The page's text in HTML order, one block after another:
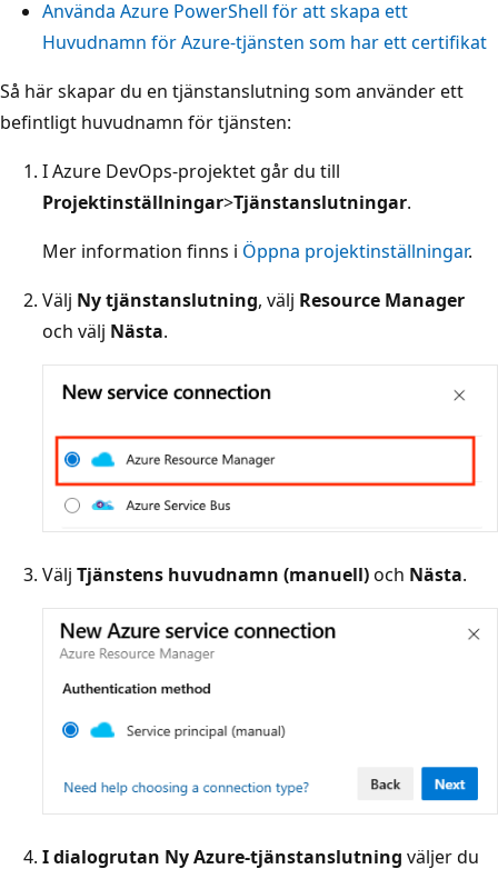
Använda Azure PowerShell för att skapa ett
Huvudnamn för Azure-tjänsten som har ett certifikat
Så här skapar du en tjänstanslutning som använder ett
befintligt huvudnamn för tjänsten:
I Azure DevOps-projektet går du till
Projektinställningar>Tjänstanslutningar.
Mer information finns i Öppna projektinställningar.
Välj Ny tjänstanslutning, välj Resource Manager
och välj Nästa.
Välj Tjänstens huvudnamn (manuell)och Nästa.
I dialogrutan Ny Azure-tjänstanslutning väljer du